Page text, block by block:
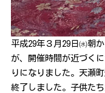
平成29年３月29日㈬朝
が、開催時間が近づく
りになりました。天瀬
終了しました。子供た